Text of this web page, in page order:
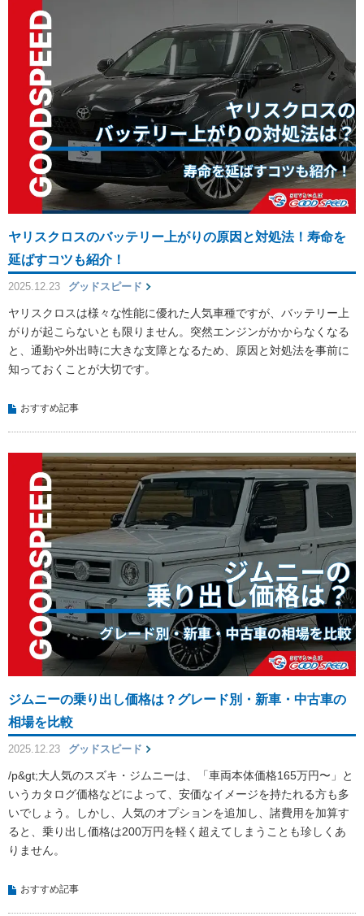
ヤリスクロスのバッテリー上がりの原因と対処法！寿命を
延ばすコツも紹介！
2025.12.23 グッドスピード
ヤリスクロスは様々な性能に優れた人気車種ですが、バッテリー上
がりが起こらないとも限りません。突然エンジンがかからなくなる
と、通勤や外出時に大きな支障となるため、原因と対処法を事前に
知っておくことが大切です。
おすすめ記事
ジムニーの乗り出し価格は？グレード別・新車・中古車の
相場を比較
2025.12.23 グッドスピード
/p&gt;大人気のスズキ・ジムニーは、「車両本体価格165万円〜」と
いうカタログ価格などによって、安価なイメージを持たれる方も多
いでしょう。しかし、人気のオプションを追加し、諸費用を加算す
ると、乗り出し価格は200万円を軽く超えてしまうことも珍しくあ
りません。
おすすめ記事